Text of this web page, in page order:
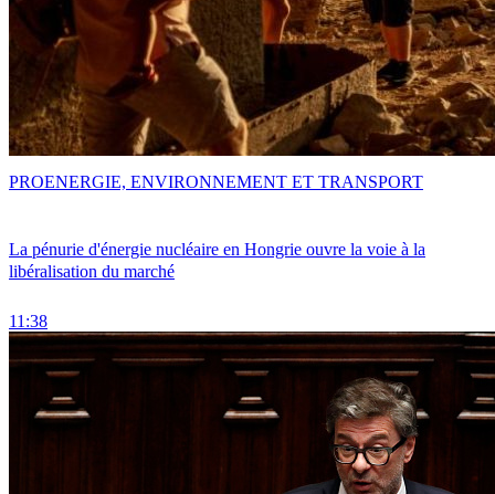
La pénurie d'énergie nucléaire en Hongrie ouvre la voie à la
libéralisation du marché
11:38
PROENERGIE, ENVIRONNEMENT ET TRANSPORT